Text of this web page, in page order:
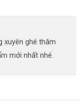
xuyên ghé thăm
mới nhất nhé.